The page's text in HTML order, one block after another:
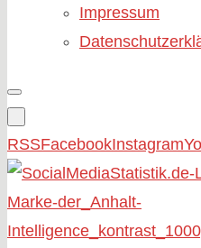
Impressum
RSSFacebookInstagram